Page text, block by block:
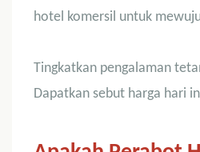
hotel komersil untuk
Tingkatkan pengalaman
Dapatkan sebut harga hari